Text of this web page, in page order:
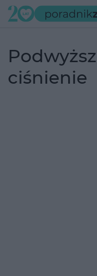
podwyższone
ciśnienie